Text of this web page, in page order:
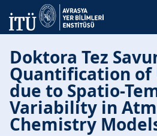
Doktora Tez
Quantification
due to Spatio-
Variability in
Chemistry